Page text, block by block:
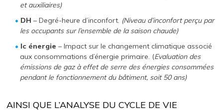
et auxiliaires)
DH – Degré-heure d’inconfort. (Niveau d’inconfort perçu par
les occupants sur l’ensemble de la saison chaude)
Ic énergie – Impact sur le changement climatique associé
aux consommations d’énergie primaire. (Evaluation des
émissions de gaz à effet de serre des énergies consommées
pendant le fonctionnement du bâtiment, soit 50 ans)
AINSI QUE L’ANALYSE DU CYCLE DE VIE